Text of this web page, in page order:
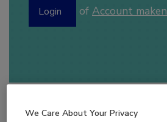
Login of Account maken
We Care About Your Privacy